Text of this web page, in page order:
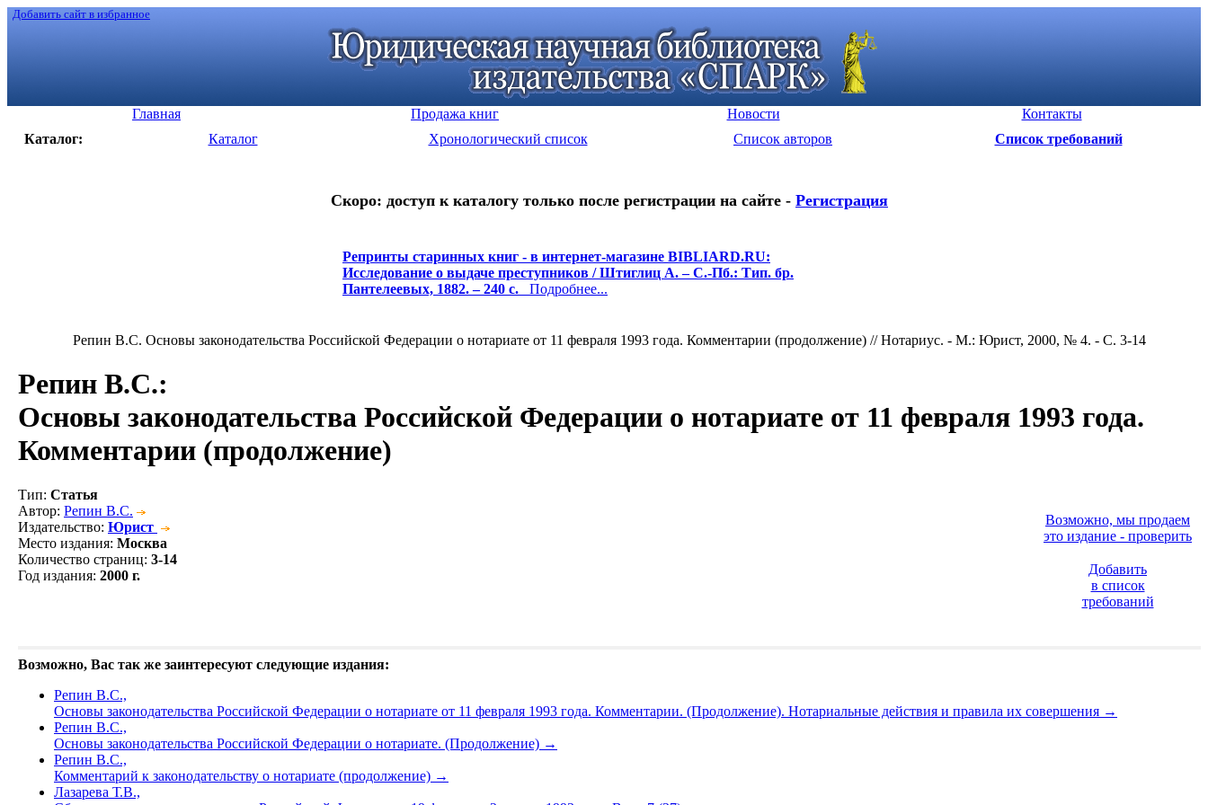
Добавить сайт в избранное
Главная Продажа книг Новости
Контакты
Каталог:
Каталог Хронологический список Список авторов Список требований
Скоро: доступ к каталогу только после регистрации на сайте - Регистрация
Репринты старинных книг - в интернет-магазине BIBLIARD.RU:
Исследование о выдаче преступников / Штиглиц А. – С.-Пб.: Тип. бр.
Пантелеевых, 1882. – 240 с. Подробнее...
Репин В.С. Основы законодательства Российской Федерации о нотариате от 11 февраля 1993 года. Комментарии (продолжение) // Нотариус. - М.: Юрист, 2000, № 4. - С. 3-14
Репин В.С.:
Основы законодательства Российской Федерации о нотариате от 11 февраля 1993 года.
Комментарии (продолжение)
Тип: Статья
Автор: Репин В.С.
Издательство: Юрист
Место издания: Москва
Количество страниц: 3-14
Год издания: 2000 г.
Возможно, мы продаем
это издание - проверить
Добавить
в список
требований
Возможно, Вас так же заинтересуют следующие издания:
Репин В.С.,
Основы законодательства Российской Федерации о нотариате от 11 февраля 1993 года. Комментарии. (Продолжение). Нотариальные действия и правила их совершения →
Репин В.С.,
Основы законодательства Российской Федерации о нотариате. (Продолжение) →
Репин В.С.,
Комментарий к законодательству о нотариате (продолжение) →
Лазарева Т.В.,